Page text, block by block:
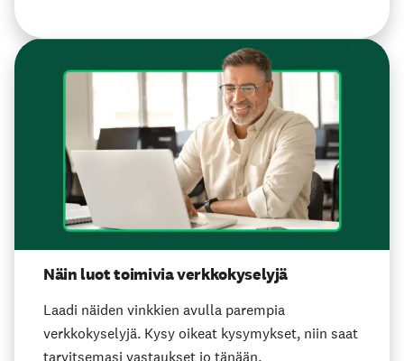
Näin luot toimivia verkkokyselyjä
Laadi näiden vinkkien avulla parempia
verkkokyselyjä. Kysy oikeat kysymykset, niin saat
tarvitsemasi vastaukset jo tänään.